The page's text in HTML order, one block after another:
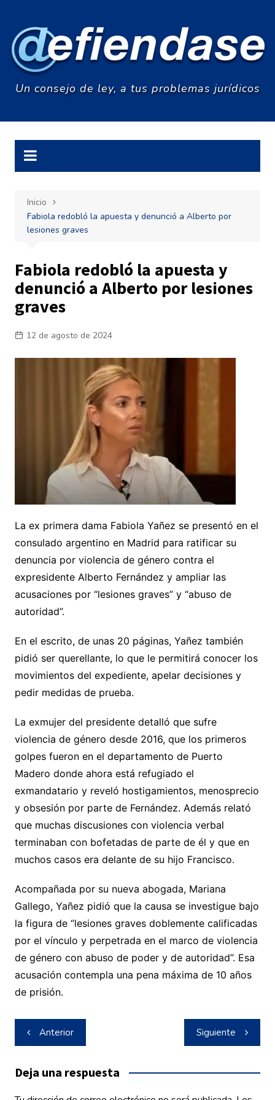
contenido
Un consejo de ley, a tus problemas jurídicos
Inicio
Fabiola redobló la apuesta y denunció a Alberto por
lesiones graves
Fabiola redobló la apuesta y
denunció a Alberto por lesiones
graves
12 de agosto de 2024
La ex primera dama Fabiola Yañez se presentó en el
consulado argentino en Madrid para ratificar su
denuncia por violencia de género contra el
expresidente Alberto Fernández y ampliar las
acusaciones por “lesiones graves” y “abuso de
autoridad”.
En el escrito, de unas 20 páginas, Yañez también
pidió ser querellante, lo que le permitirá conocer los
movimientos del expediente, apelar decisiones y
pedir medidas de prueba.
La exmujer del presidente detalló que sufre
violencia de género desde 2016, que los primeros
golpes fueron en el departamento de Puerto
Madero donde ahora está refugiado el
exmandatario y reveló hostigamientos, menosprecio
y obsesión por parte de Fernández. Además relató
que muchas discusiones con violencia verbal
terminaban con bofetadas de parte de él y que en
muchos casos era delante de su hijo Francisco.
Acompañada por su nueva abogada, Mariana
Gallego, Yañez pidió que la causa se investigue bajo
la figura de “lesiones graves doblemente calificadas
por el vínculo y perpetrada en el marco de violencia
de género con abuso de poder y de autoridad”. Esa
acusación contempla una pena máxima de 10 años
de prisión.
Navegación
de
entradas
Anterior Siguiente
Deja una respuesta